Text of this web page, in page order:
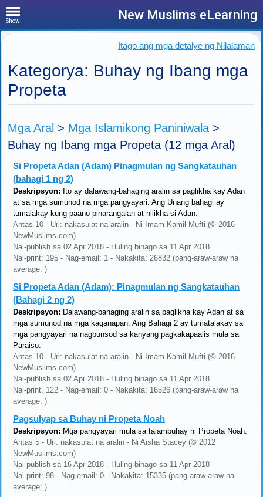
Show New Muslims eLearning
Itago ang mga detalye ng Nilalaman
Kategorya: Buhay ng Ibang mga
Propeta
Mga Aral > Mga Islamikong Paniniwala >
Buhay ng Ibang mga Propeta (12 mga Aral)
Si Propeta Adan (Adam) Pinagmulan ng Sangkatauhan
(bahagi 1 ng 2)
Deskripsyon: Ito ay dalawang-bahaging aralin sa paglikha kay Adan
at sa mga sumunod na mga pangyayari. Ang Unang bahagi ay
tumalakay kung paano pinarangalan at nilikha si Adan.
Antas 10 - Uri: nakasulat na aralin - Ni Imam Kamil Mufti (© 2016
NewMuslims.com)
Nai-publish sa 02 Apr 2018 - Huling binago sa 11 Apr 2018
Nai-print: 195 - Nag-email: 1 - Nakakita: 26832 (pang-araw-araw na
average: )
Si Propeta Adan (Adam): Pinagmulan ng Sangkatauhan
(Bahagi 2 ng 2)
Deskripsyon: Dalawang-bahaging aralin sa paglikha kay Adan at sa
mga sumunod na mga kaganapan. Ang Bahagi 2 ay tumatalakay sa
mga pangyayari na nagbunsod sa kanyang pagkakapaalis mula sa
Paraiso.
Antas 10 - Uri: nakasulat na aralin - Ni Imam Kamil Mufti (© 2016
NewMuslims.com)
Nai-publish sa 02 Apr 2018 - Huling binago sa 11 Apr 2018
Nai-print: 122 - Nag-email: 0 - Nakakita: 16526 (pang-araw-araw na
average: )
Pagsulyap sa Buhay ni Propeta Noah
Deskripsyon: Mga pangyayari mula sa talambuhay ni Propeta Noah.
Antas 5 - Uri: nakasulat na aralin - Ni Aisha Stacey (© 2012
NewMuslims.com)
Nai-publish sa 16 Apr 2018 - Huling binago sa 11 Apr 2018
Nai-print: 98 - Nag-email: 0 - Nakakita: 15335 (pang-araw-araw na
average: )